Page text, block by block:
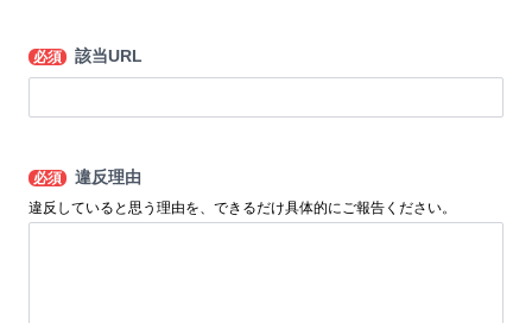
必須 該当URL
必須 違反理由
違反していると思う理由を、できるだけ具体的にご報告ください。